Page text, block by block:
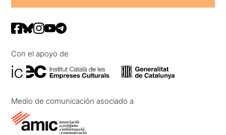
Con el apoyo de
Medio de comunicación asociado a